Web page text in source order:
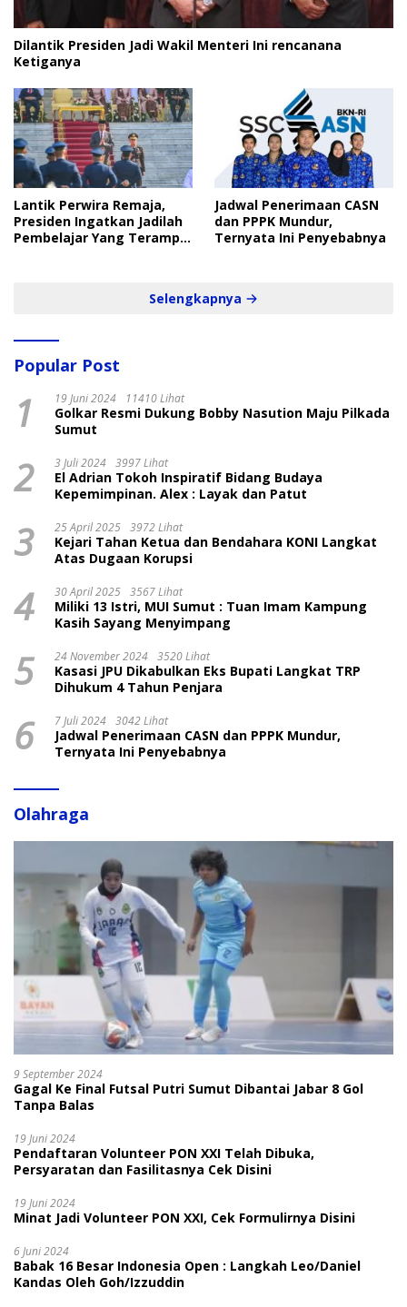
Dilantik Presiden Jadi Wakil Menteri Ini rencanana
Ketiganya
Lantik Perwira Remaja,
Presiden Ingatkan Jadilah
Pembelajar Yang Terampil
Jadwal Penerimaan CASN
dan PPPK Mundur,
Ternyata Ini Penyebabnya
Selengkapnya
Popular Post
1 19 Juni 2024 11410 Lihat
Golkar Resmi Dukung Bobby Nasution Maju Pilkada
Sumut
2 3 Juli 2024 3997 Lihat
El Adrian Tokoh Inspiratif Bidang Budaya
Kepemimpinan. Alex : Layak dan Patut
3 25 April 2025 3972 Lihat
Kejari Tahan Ketua dan Bendahara KONI Langkat
Atas Dugaan Korupsi
4 30 April 2025 3567 Lihat
Miliki 13 Istri, MUI Sumut : Tuan Imam Kampung
Kasih Sayang Menyimpang
5 24 November 2024 3520 Lihat
Kasasi JPU Dikabulkan Eks Bupati Langkat TRP
Dihukum 4 Tahun Penjara
6 7 Juli 2024 3042 Lihat
Jadwal Penerimaan CASN dan PPPK Mundur,
Ternyata Ini Penyebabnya
Olahraga
9 September 2024
Gagal Ke Final Futsal Putri Sumut Dibantai Jabar 8 Gol
Tanpa Balas
19 Juni 2024
Pendaftaran Volunteer PON XXI Telah Dibuka,
Persyaratan dan Fasilitasnya Cek Disini
19 Juni 2024
Minat Jadi Volunteer PON XXI, Cek Formulirnya Disini
6 Juni 2024
Babak 16 Besar Indonesia Open : Langkah Leo/Daniel
Kandas Oleh Goh/Izzuddin